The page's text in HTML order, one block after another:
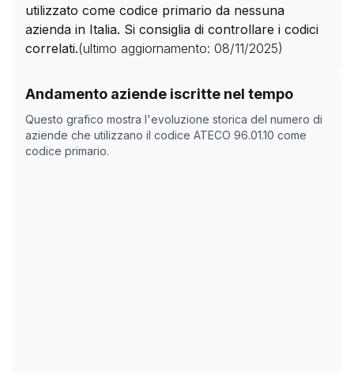
utilizzato come codice primario da nessuna
azienda in Italia. Si consiglia di controllare i codici
correlati.(ultimo aggiornamento: 08/11/2025)
Andamento aziende iscritte nel tempo
Questo grafico mostra l'evoluzione storica del numero di
aziende che utilizzano il codice ATECO 96.01.10 come
codice primario.
Storico numero di aziende con codice ATECO
Data rilevazione
31/03/2025
0
15/05/2025